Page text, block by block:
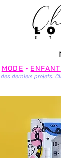
MODE · ENFANT
derniers projets.